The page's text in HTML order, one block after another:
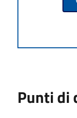
Punti di